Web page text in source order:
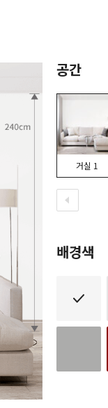
공간
거실 1
배경색